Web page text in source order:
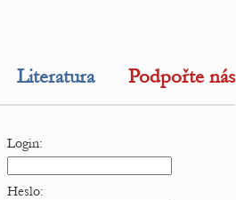
Literatura Podpořte nás
Login:
Heslo: